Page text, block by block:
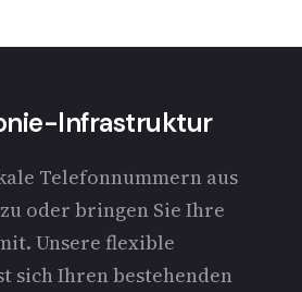
Infrastruktur
Telefonnummern aus
oder bringen Sie Ihre
Unsere flexible
sich Ihren bestehenden